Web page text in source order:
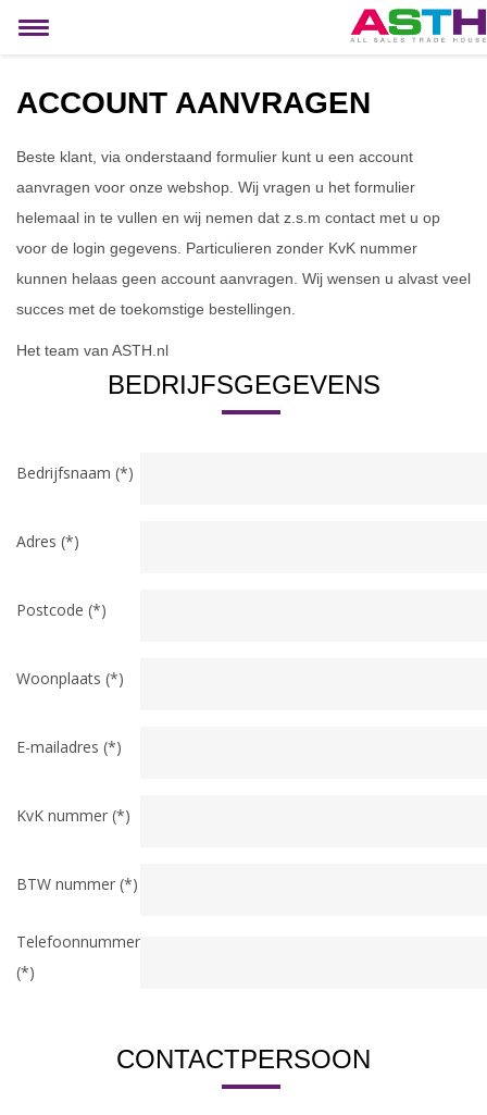
Toggle
ACCOUNT AANVRAGEN
Beste klant, via onderstaand formulier kunt u een account
aanvragen voor onze webshop. Wij vragen u het formulier
helemaal in te vullen en wij nemen dat z.s.m contact met u op
voor de login gegevens. Particulieren zonder KvK nummer
kunnen helaas geen account aanvragen. Wij wensen u alvast veel
succes met de toekomstige bestellingen.
Het team van ASTH.nl
BEDRIJFSGEGEVENS
Bedrijfsnaam (*)
Adres (*)
Postcode (*)
Woonplaats (*)
E-mailadres (*)
KvK nummer (*)
BTW nummer (*)
Telefoonnummer
(*)
CONTACTPERSOON